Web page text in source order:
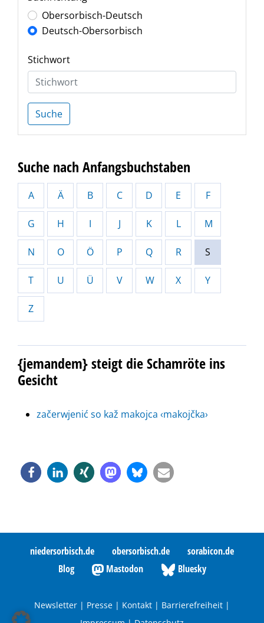
Obersorbisch-Deutsch
Deutsch-Obersorbisch
Stichwort
Suche
Suche nach Anfangsbuchstaben
A Ä B C D E F
G H I J K L M
N O Ö P Q R S
T U Ü V W X Y
Z
{jemandem} steigt die Schamröte ins
Gesicht
začerwjenić so kaž makojca ‹makojčka›
niedersorbisch.de obersorbisch.de
sorabicon.de
Blog
Mastodon Bluesky
Newsletter | Presse | Kontakt | Barrierefreiheit |